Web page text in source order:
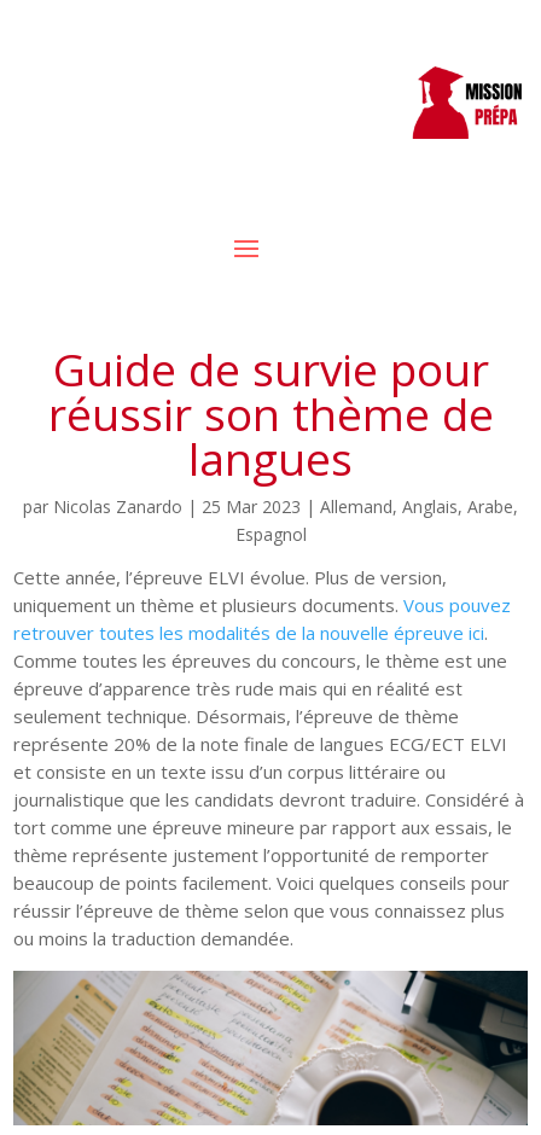
Guide de survie pour
réussir son thème de
langues
par Nicolas Zanardo | 25 Mar 2023 | Allemand, Anglais, Arabe,
Espagnol
Cette année, l’épreuve ELVI évolue. Plus de version,
uniquement un thème et plusieurs documents.Vous pouvez
retrouver toutes les modalités de la nouvelle épreuve ici.
Comme toutes les épreuves du concours, le thème est une
épreuve d’apparence très rude mais qui en réalité est
seulement technique. Désormais, l’épreuve de thème
représente 20% de la note finale de langues ECG/ECT ELVI
et consiste en un texte issu d’un corpus littéraire ou
journalistique que les candidats devront traduire. Considéré à
tort comme une épreuve mineure par rapport aux essais, le
thème représente justement l’opportunité de remporter
beaucoup de points facilement. Voici quelques conseils pour
réussir l’épreuve de thème selon que vous connaissez plus
ou moins la traduction demandée.